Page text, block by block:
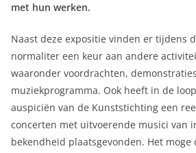
met hun werken.
Naast deze expositie vinden er tijdens
normaliter een keur aan andere
waaronder voordrachten,
muziekprogramma. Ook heeft in de
auspiciën van de Kunststichting een
concerten met uitvoerende musici van
bekendheid plaatsgevonden. Het